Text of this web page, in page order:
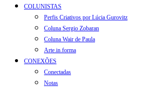
COLUNISTAS
Perfis Criativos por Lúcia Gurovitz
Coluna Sergio Zobaran
Coluna Wair de Paula
Arte.in.forma
CONEXÕES
Conectadas
Notas